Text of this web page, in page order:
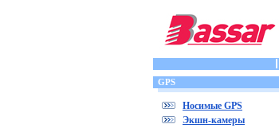
GPS
Носимые GPS
Экшн-камеры